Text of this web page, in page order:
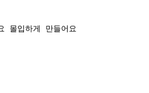
몰입하게 만들어요